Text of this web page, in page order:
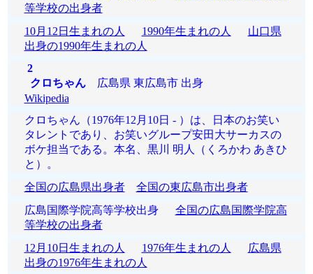
等学校の出身者
10月12日生まれの人
1990年生まれの人
山口県
出身の1990年生まれの人
2
クロちゃん広島県 東広島市 出身
Wikipedia
クロちゃん（1976年12月10日 - ）は、日本のお笑い
タレントであり、お笑いグループ安田大サーカスの
ボケ担当である。本名、黒川 明人（くろかわ あきひ
と）。
全国の広島県出身者
全国の東広島市出身者
広島国際学院高等学校出身 全国の広島国際学院高
等学校の出身者
12月10日生まれの人
1976年生まれの人
広島県
出身の1976年生まれの人